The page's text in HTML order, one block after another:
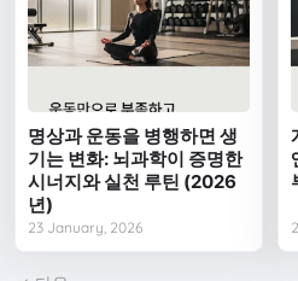
명상과 운동을 병행하면 생
기는 변화: 뇌과학이 증명한
시너지와 실천 루틴 (2026
년)
23 January, 2026